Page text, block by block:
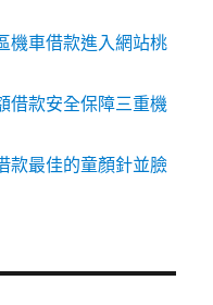
機車借款進入網站桃
借款安全保障三重機
款最佳的童顏針並臉